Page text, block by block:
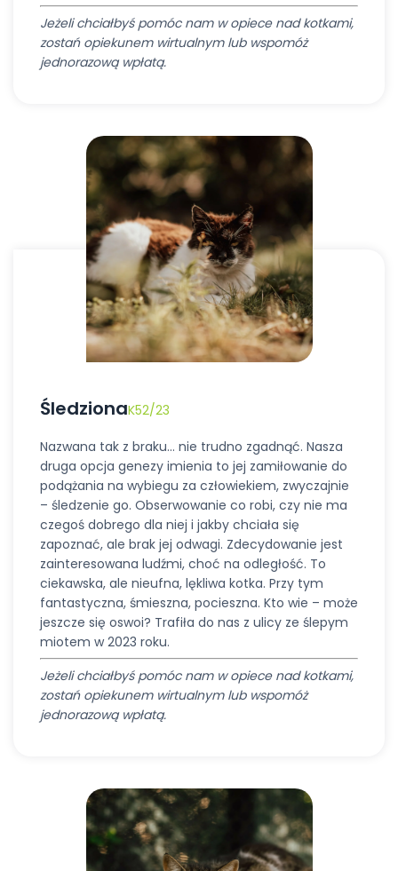
Jeżeli chciałbyś pomóc nam w opiece nad kotkami,
zostań opiekunem wirtualnym lub wspomóż
jednorazową wpłatą.
ŚledzionaK52/23
Nazwana tak z braku… nie trudno zgadnąć. Nasza
druga opcja genezy imienia to jej zamiłowanie do
podążania na wybiegu za człowiekiem, zwyczajnie
– śledzenie go. Obserwowanie co robi, czy nie ma
czegoś dobrego dla niej i jakby chciała się
zapoznać, ale brak jej odwagi. Zdecydowanie jest
zainteresowana ludźmi, choć na odległość. To
ciekawska, ale nieufna, lękliwa kotka. Przy tym
fantastyczna, śmieszna, pocieszna. Kto wie – może
jeszcze się oswoi? Trafiła do nas z ulicy ze ślepym
miotem w 2023 roku.
Jeżeli chciałbyś pomóc nam w opiece nad kotkami,
zostań opiekunem wirtualnym lub wspomóż
jednorazową wpłatą.